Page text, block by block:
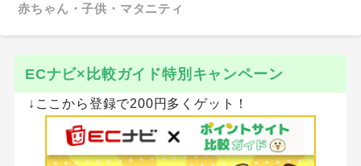
赤ちゃん・子供・マタニティ
ECナビ×比較ガイド特別キャンペーン
↓ここから登録で200円多くゲット！